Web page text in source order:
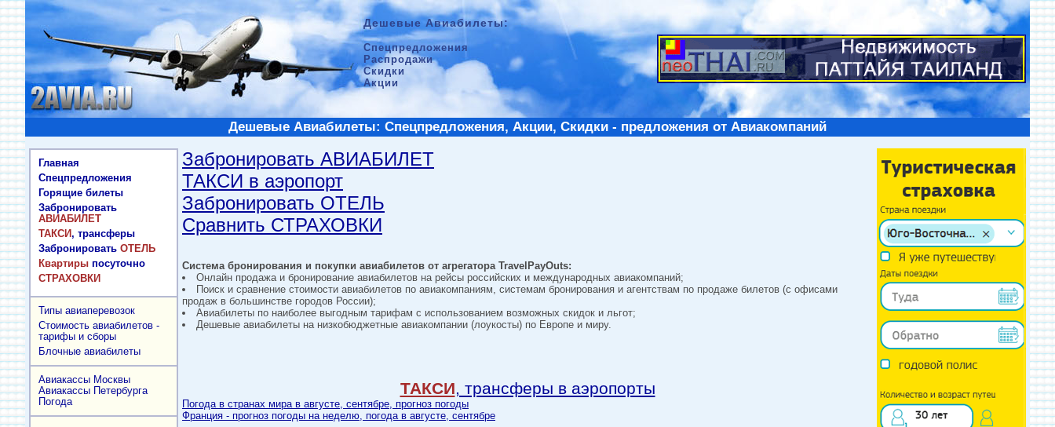
Дешевые Авиабилеты:
Спецпредложения
Распродажи
Скидки
Акции
Дешевые Авиабилеты: Спецпредложения, Акции, Скидки - предложения от Авиакомпаний
Главная
Спецпредложения
Горящие билеты
Забронировать
АВИАБИЛЕТ
ТАКСИ, трансферы
Забронировать ОТЕЛЬ
Квартиры посуточно
СТРАХОВКИ
Типы авиаперевозок
Стоимость авиабилетов -
тарифы и сборы
Блочные авиабилеты
Авиакассы Москвы
Авиакассы Петербурга
Погода
Забронировать АВИАБИЛЕТ
ТАКСИ в аэропорт
Забронировать ОТЕЛЬ
Сравнить СТРАХОВКИ
Система бронирования и покупки авиабилетов от агрегатора TravelPayOuts:
Онлайн продажа и бронирование авиабилетов на рейсы российских и международных авиакомпаний;
Поиск и сравнение стоимости авиабилетов по авиакомпаниям, системам бронирования и агентствам по продаже билетов (с офисами
продаж в большинстве городов России);
Авиабилеты по наиболее выгодным тарифам с использованием возможных скидок и льгот;
Дешевые авиабилеты на низкобюджетные авиакомпании (лоукосты) по Европе и миру.
ТАКСИ, трансферы в аэропорты
Погода в странах мира в августе, сентябре, прогноз погоды
Франция - прогноз погоды на неделю, погода в августе, сентябре